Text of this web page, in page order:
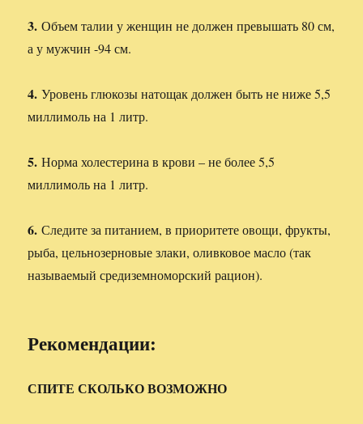
3. Объем талии у женщин не должен превышать 80 см,
а у мужчин -94 см.
4. Уровень глюкозы натощак должен быть не ниже 5,5
миллимоль на 1 литр.
5. Норма холестерина в крови – не более 5,5
миллимоль на 1 литр.
6. Следите за питанием, в приоритете овощи, фрукты,
рыба, цельнозерновые злаки, оливковое масло (так
называемый средиземноморский рацион).
Рекомендации:
СПИТЕ СКОЛЬКО ВОЗМОЖНО